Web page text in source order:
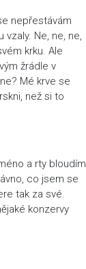
nepřestávám
Ne, ne, ne,
krku. Ale
žrádle v
Mé krve se
než si to
a rty bloudím
co jsem se
tak za své.
konzervy